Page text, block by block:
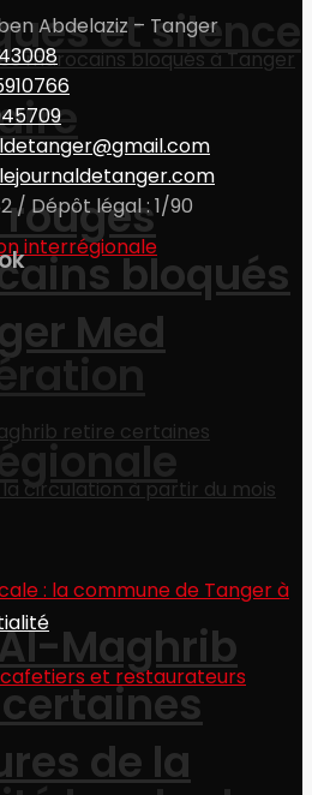
bloqués
Med
Maghrib
de la
et silence
Abdelaziz – Tanger
/ Dépôt légal : 1/90